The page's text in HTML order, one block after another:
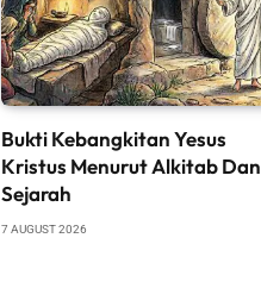
Bukti Kebangkitan Yesus
Kristus Menurut Alkitab Dan
Sejarah
7 AUGUST 2026